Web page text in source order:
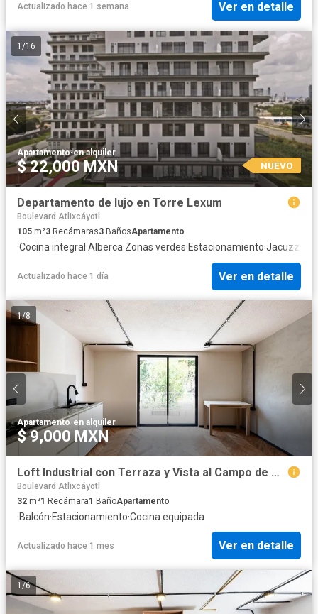
Actualizado hace 1 semana Ver en detalle
1 /16
Apartamento·en alquiler
$ 22,000 MXN NUEVO
Departamento de lujo en Torre Lexum
Boulevard Atlixcáyotl
105 m²3 Recámaras3 BañosApartamento
·Cocina integral ·Alberca·Zonas verdes·Estacionamiento·Jacuzzi
Actualizado hace 1 día Ver en detalle
1/8
Apartamento·en alquiler
$ 9,000 MXN
Loft Industrial con Terraza y Vista al Campo de Golf Campestre 7
Boulevard Atlixcáyotl
32 m²1 Recámara1 BañoApartamento
·Balcón·Estacionamiento·Cocina equipada
Actualizado hace 1 mes Ver en detalle
1 /6